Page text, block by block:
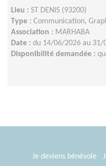
Lieu : ST DENIS (93200)
Type : Communication,
Association : MARHABA
Date : du 14/06/2026 au 31/
Disponibilité demandée :
Je deviens bénévole